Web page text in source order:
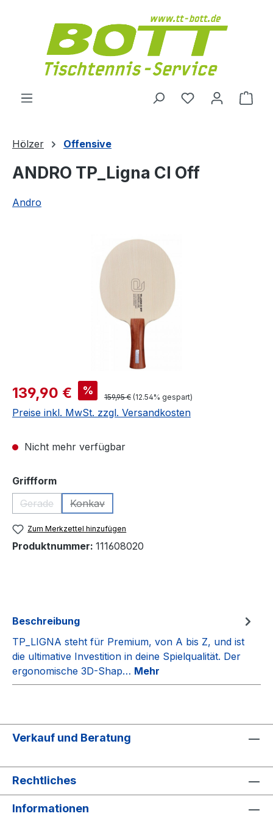
Du hast 0
Hölzer Offensive
ANDRO TP_Ligna CI Off
Andro
Verkaufspreis:
139,90 € % Regulärer Preis:
159,95 € (12.54% gespart)
Preise inkl. MwSt. zzgl. Versandkosten
Nicht mehr verfügbar
Griffformauswählen
Gerade
(Diese Option ist zurzeit nicht verfügbar.)
Konkav
(Diese Option ist zurzeit nicht verfügbar.)
Zum Merkzettel hinzufügen
Produktnummer: 111608020
Beschreibung
TP_LIGNA steht für Premium, von A bis Z, und ist
die ultimative Investition in deine Spielqualität. Der
ergonomische 3D-Shap… Mehr
Verkauf und Beratung
Rechtliches
Informationen